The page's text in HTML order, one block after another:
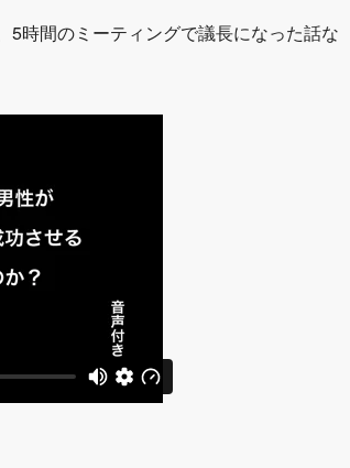
時間のミーティングで議長になった話な